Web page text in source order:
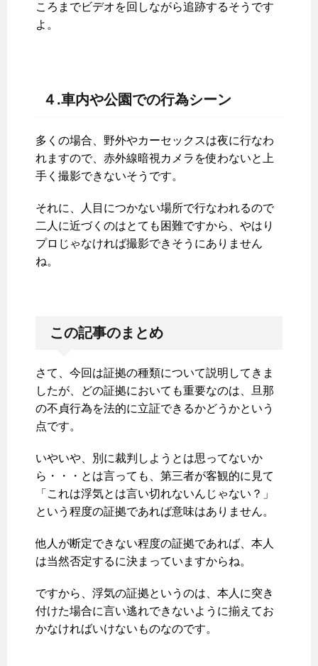
ころまでビデオを回しながら追跡するそうです
よ。
４.車内や公園での行為シーン
多くの場合、野外やカーセックスは夜に行なわ
れますので、赤外線暗視カメラを使わないと上
手く撮影できないそうです。
それに、人目につかない場所で行なわれるので
二人に近づくのはとても困難ですから、やはり
プロじゃなければ撮影できそうにありません
ね。
この記事のまとめ
さて、今回は証拠の種類について説明してきま
したが、どの証拠においても重要なのは、旦那
の不貞行為を法的に立証できるかどうかという
点です。
いやいや、別に裁判しようとは思ってないか
ら・・・とは言っても、第三者が客観的に見て
「これは浮気とは言い切れないんじゃない？」
という程度の証拠であれば意味はありません。
他人が断定できない程度の証拠であれば、本人
は当然否定するに決まっていますからね。
ですから、浮気の証拠というのは、本人に突き
付けた場合に言い逃れできないように揃えてお
かなければいけないものなのです。